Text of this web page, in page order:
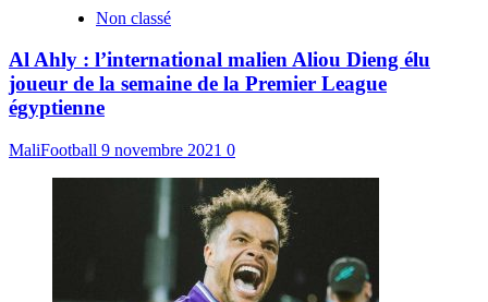
Non classé
Al Ahly : l’international malien Aliou Dieng élu
joueur de la semaine de la Premier League
égyptienne
MaliFootball 9 novembre 2021 0